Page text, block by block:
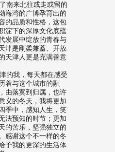
南来北往或走或留的
海湾的广博孕育出的
的品质和性格，这包
淀下的深厚文化底蕴
发展中绽放的青春与
津是刚柔兼蓄、开放
天津人更是充满善意
的我，每天都在感受
着与这个城市的融
由落寞到归属，也许
义的冬天，我将更加
季中，感知人生，笑
法预知的时节；更加
的苦乐，坚强独立的
感谢这个不一样的冬
予我的更深的生活体